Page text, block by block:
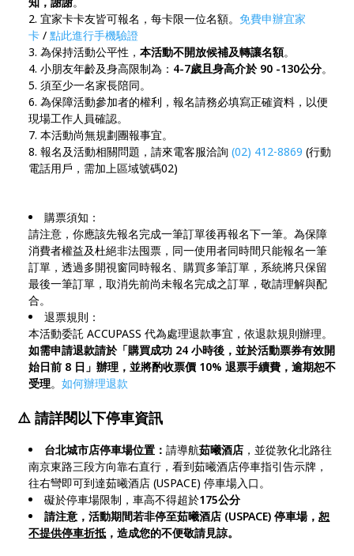
宜家卡卡友皆可報名，每卡限一位名額。免費申辦宜家
卡 /點此進行手機驗證
為保持活動公平性，本活動不開放候補及轉讓名額。
小朋友年齡及身高限制為： 4-7歲且身高介於 90 -130公分。
須至少一名家長陪同。
為保障活動參加者的權利，報名請務必填寫正確資料，以便
現場工作人員確認。
本活動尚無規劃團報事宜。
報名及活動相關問題，請來電客服洽詢(02) 412-8869 (行動
電話用戶，需加上區域號碼02)
購票須知：
請注意，你應該先報名完成一筆訂單後再報名下一筆。為保障
消費者權益及杜絕非法囤票，同一使用者同時間只能報名一筆
訂單，透過多開視窗同時報名、購買多筆訂單，系統將只保留
最後一筆訂單，取消先前尚未報名完成之訂單，敬請理解與配
合。
退票規則：
本活動委託 ACCUPASS 代為處理退款事宜，依退款規則辦理。
如需申請退款請於「購買成功 24 小時後，並於活動票券有效開
始日前 8 日」辦理，並將酌收票價 10% 退票手續費，逾期恕不
受理。如何辦理退款
⚠️請詳閱以下停車資訊
台北城市店停車場位置：請導航茹曦酒店 ，並從敦化北路往
南京東路三段方向靠右直行，看到茹曦酒店停車指引告示牌，
往右彎即可到達茹曦酒店 (USPACE) 停車場入口。
礙於停車場限制，車高不得超於175公分
請注意，活動期間若非停至茹曦酒店 (USPACE) 停車場，恕
不提供停車折抵 ，造成您的不便敬請見諒。